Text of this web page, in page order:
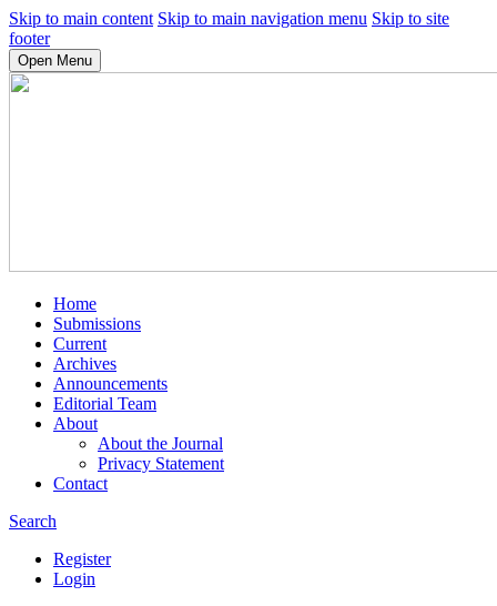
Skip to main content Skip to main navigation menu Skip to site
footer
Open Menu
Home
Submissions
Current
Archives
Announcements
Editorial Team
About
About the Journal
Privacy Statement
Contact
Search
Register
Login